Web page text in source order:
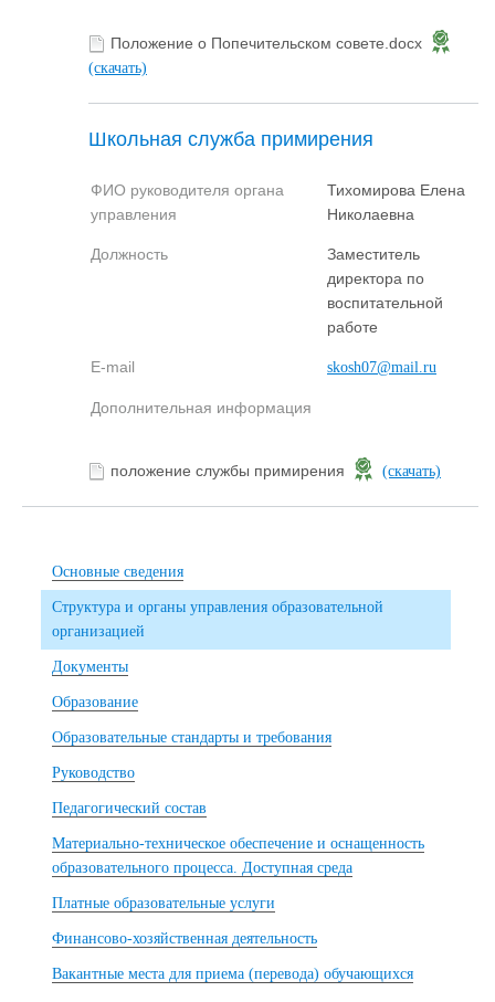
Положение о Попечительском совете.docx
(скачать)
Школьная служба примирения
ФИО руководителя органа
управления
Тихомирова Елена
Николаевна
Должность
Заместитель
директора по
воспитательной
работе
E-mail skosh07@mail.ru
Дополнительная информация
положение службы примирения (скачать)
Основные сведения
Структура и органы управления образовательной
организацией
Документы
Образование
Образовательные стандарты и требования
Руководство
Педагогический состав
Материально-техническое обеспечение и оснащенность
образовательного процесса. Доступная среда
Платные образовательные услуги
Финансово-хозяйственная деятельность
Вакантные места для приема (перевода) обучающихся